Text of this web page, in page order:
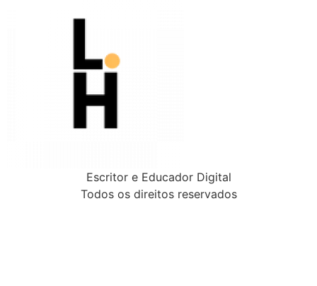
Escritor e Educador Digital
Todos os direitos reservados